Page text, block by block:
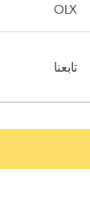
OLX
تابعنا